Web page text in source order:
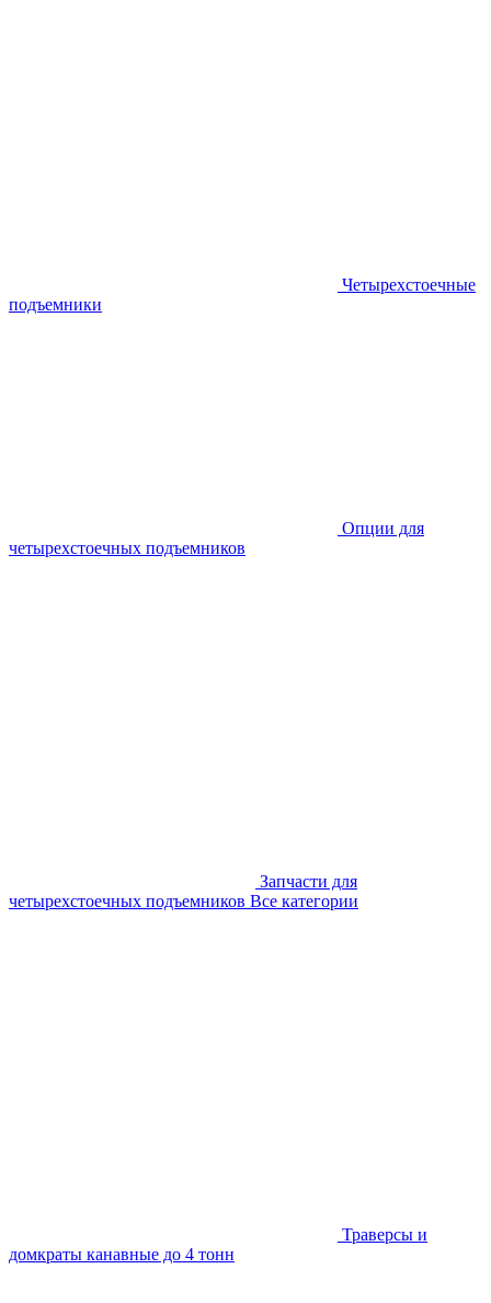
Четырехстоечные
подъемники
Опции для
четырехстоечных подъемников
Запчасти для
четырехстоечных подъемников Все категории
Траверсы и
домкраты канавные до 4 тонн